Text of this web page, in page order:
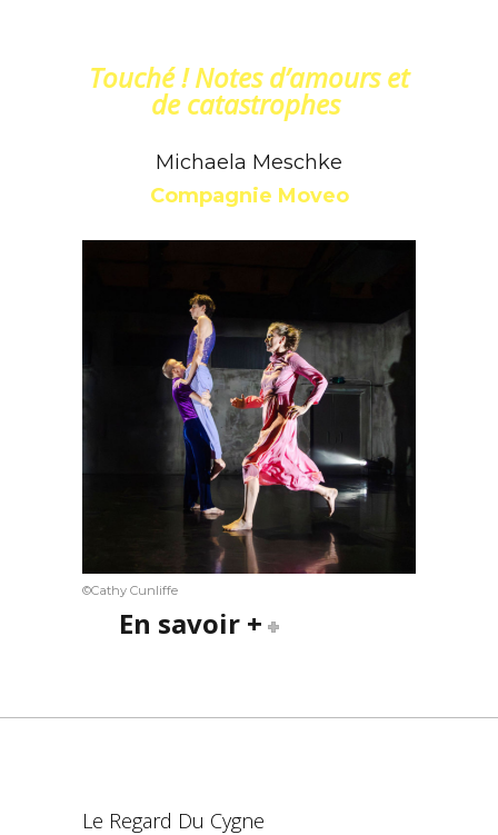
Touché ! Notes d’amours et
de catastrophes
Michaela Meschke
Compagnie Moveo
©Cathy Cunliffe
En savoir +
Le Regard Du Cygne